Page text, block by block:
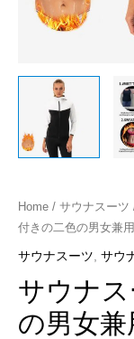
Home / サウナスーツ
付きの二色の男女兼
サウナスーツ サウ
サウナ
の男女
サ
ウ
ナ
ス
ー
ツ